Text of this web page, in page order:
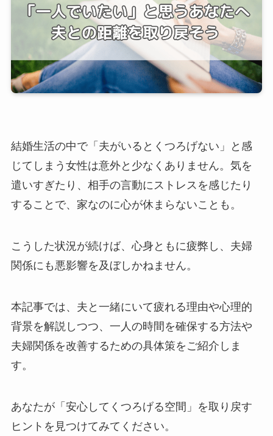
結婚生活の中で「夫がいるとくつろげない」と感
じてしまう女性は意外と少なくありません。気を
遣いすぎたり、相手の言動にストレスを感じたり
することで、家なのに心が休まらないことも。
こうした状況が続けば、心身ともに疲弊し、夫婦
関係にも悪影響を及ぼしかねません。
本記事では、夫と一緒にいて疲れる理由や心理的
背景を解説しつつ、一人の時間を確保する方法や
夫婦関係を改善するための具体策をご紹介しま
す。
あなたが「安心してくつろげる空間」を取り戻す
ヒントを見つけてみてください。